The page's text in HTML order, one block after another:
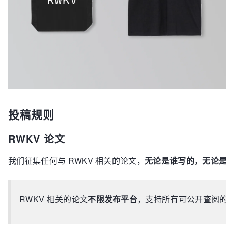
投稿规则
RWKV 论文
我们征集任何与 RWKV 相关的论文，无论是谁写的，无论
RWKV 相关的论文不限发布平台，支持所有可公开查阅